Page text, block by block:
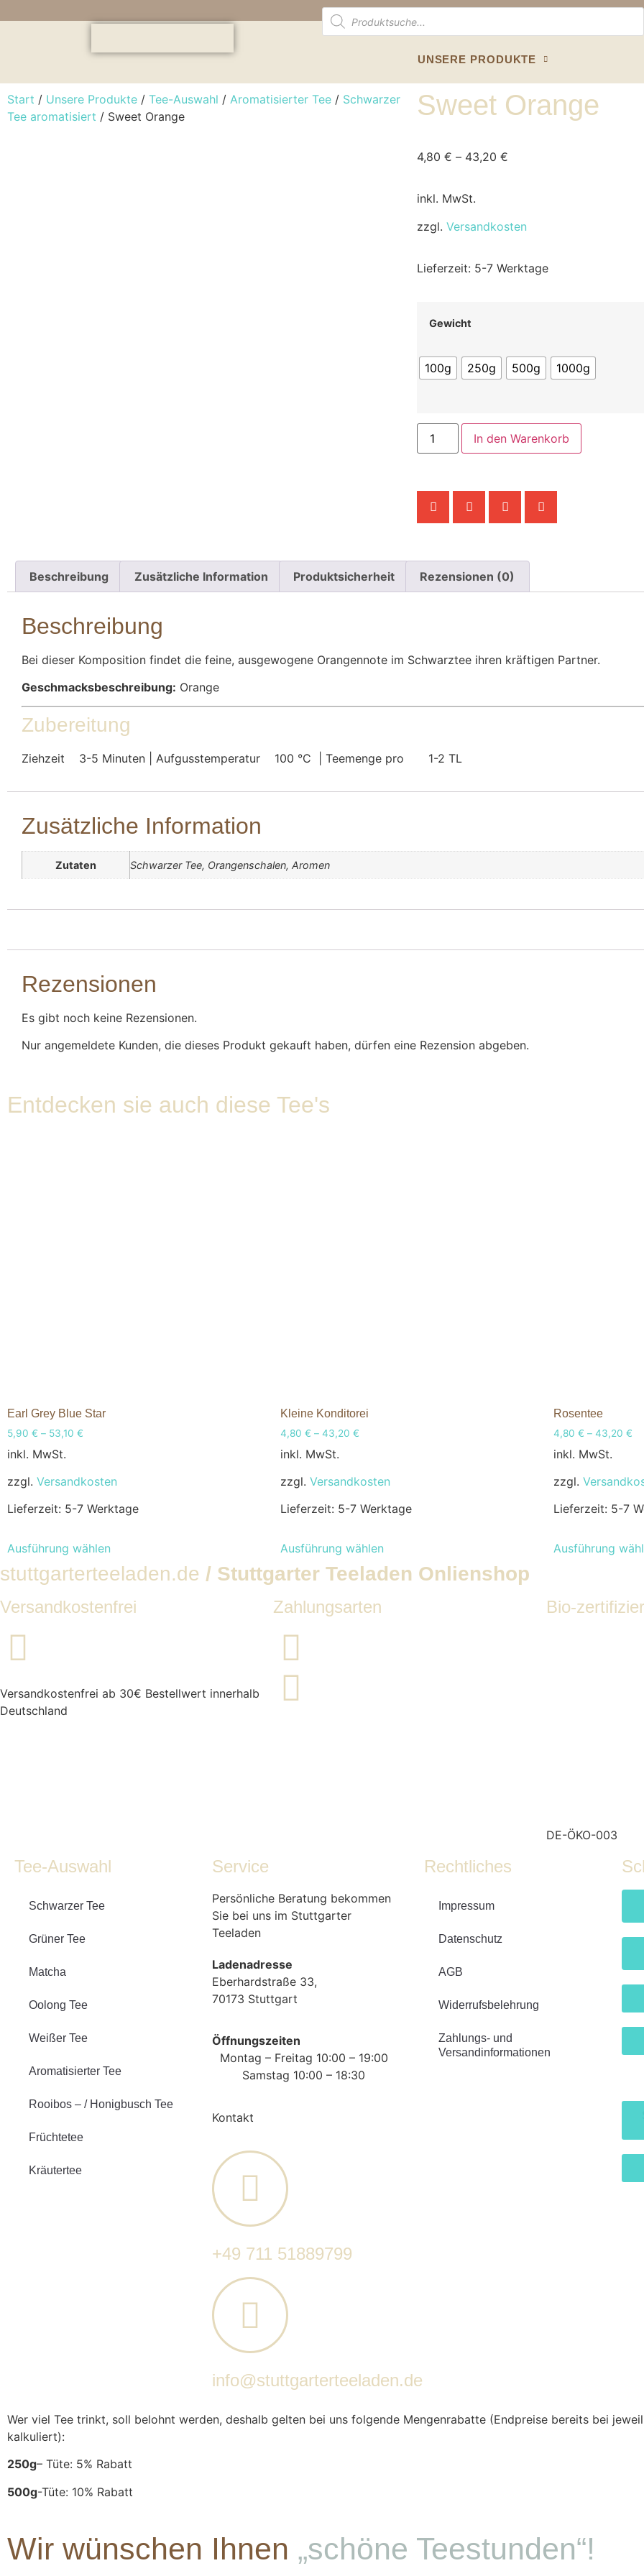
UNSERE PRODUKTE
Start / Unsere Produkte / Tee-Auswahl / Aromatisierter Tee / Schwarzer
Tee aromatisiert / Sweet Orange Sweet Orange
4,80 € – 43,20 €
inkl. MwSt.
zzgl. Versandkosten
Lieferzeit: 5-7 Werktage
Gewicht
100g 250g 500g 1000g
In den Warenkorb
Beschreibung Zusätzliche Information Produktsicherheit Rezensionen (0)
Beschreibung
Bei dieser Komposition findet die feine, ausgewogene Orangennote im Schwarztee ihren kräftigen Partner.
Geschmacksbeschreibung: Orange
Zubereitung
Ziehzeit 3-5 Minuten | Aufgusstemperatur 100 °C | Teemenge pro 1-2 TL
Zusätzliche Information
Zutaten Schwarzer Tee, Orangenschalen, Aromen
Rezensionen
Es gibt noch keine Rezensionen.
Nur angemeldete Kunden, die dieses Produkt gekauft haben, dürfen eine Rezension abgeben.
Entdecken sie auch diese Tee's
Earl Grey Blue Star
5,90 € – 53,10 €
inkl. MwSt.
zzgl. Versandkosten
Lieferzeit: 5-7 Werktage
Ausführung wählen
Kleine Konditorei
4,80 € – 43,20 €
inkl. MwSt.
zzgl. Versandkosten
Lieferzeit: 5-7 Werktage
Ausführung wählen
Rosentee
4,80 € – 43,20 €
inkl. MwSt.
zzgl.
Lieferzeit: 5-7
Ausführung
stuttgarterteeladen.de / Stuttgarter Teeladen Onlienshop
Versandkostenfrei
Versandkostenfrei ab 30€ Bestellwert innerhalb
Deutschland
Zahlungsarten Bio-
DE-ÖKO-003
Tee-Auswahl
Schwarzer Tee
Grüner Tee
Matcha
Oolong Tee
Weißer Tee
Aromatisierter Tee
Rooibos – / Honigbusch Tee
Früchtetee
Kräutertee
Service
Persönliche Beratung bekommen
Sie bei uns im Stuttgarter
Teeladen
Ladenadresse
Eberhardstraße 33,
70173 Stuttgart
Öffnungszeiten
Montag – Freitag 10:00 – 19:00
Samstag 10:00 – 18:30
Kontakt
+49 711 51889799
info@stuttgarterteeladen.de
Rechtliches
Impressum
Datenschutz
AGB
Widerrufsbelehrung
Zahlungs- und
Versandinformationen
Wer viel Tee trinkt, soll belohnt werden, deshalb gelten bei uns folgende Mengenrabatte (Endpreise bereits bei
kalkuliert):
250g– Tüte: 5% Rabatt
500g-Tüte: 10% Rabatt
Wir wünschen Ihnen „schöne Teestunden“!